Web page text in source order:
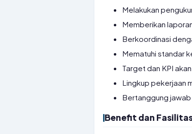
Melakukan
Memberikan
Berkoordinasi
Mematuhi standar
Target dan KPI
Lingkup pekerjaan
Bertanggung
Benefit dan